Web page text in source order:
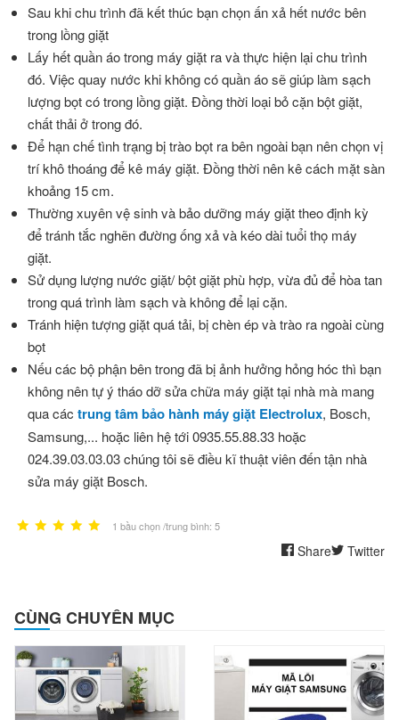
Sau khi chu trình đã kết thúc bạn chọn ấn xả hết nước bên
trong lồng giặt
Lấy hết quần áo trong máy giặt ra và thực hiện lại chu trình
đó. Việc quay nước khi không có quần áo sẽ giúp làm sạch
lượng bọt có trong lồng giặt. Đồng thời loại bỏ cặn bột giặt,
chất thải ở trong đó.
Để hạn chế tình trạng bị trào bọt ra bên ngoài bạn nên chọn vị
trí khô thoáng để kê máy giặt. Đồng thời nên kê cách mặt sàn
khoảng 15 cm.
Thường xuyên vệ sinh và bảo dưỡng máy giặt theo định kỳ
để tránh tắc nghẽn đường ống xả và kéo dài tuổi thọ máy
giặt.
Sử dụng lượng nước giặt/ bột giặt phù hợp, vừa đủ để hòa tan
trong quá trình làm sạch và không để lại cặn.
Tránh hiện tượng giặt quá tải, bị chèn ép và trào ra ngoài cùng
bọt
Nếu các bộ phận bên trong đã bị ảnh hưởng hỏng hóc thì bạn
không nên tự ý tháo dỡ sửa chữa máy giặt tại nhà mà mang
qua các trung tâm bảo hành máy giặt Electrolux, Bosch,
Samsung,... hoặc liên hệ tới0935.55.88.33 hoặc
024.39.03.03.03chúng tôi sẽ điều kĩ thuật viên đến tận nhà
sửa máy giặt Bosch.
1 bầu chọn /trung bình: 5
Share Twitter
CÙNG CHUYÊN MỤC